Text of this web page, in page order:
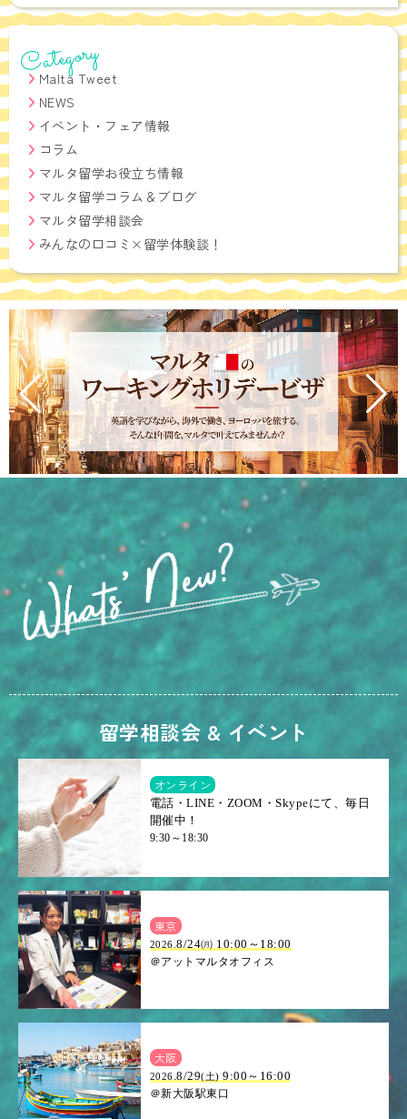
Category
Malta Tweet
NEWS
イベント・フェア情報
コラム
マルタ留学お役立ち情報
マルタ留学コラム＆ブログ
マルタ留学相談会
みんなの口コミ×留学体験談！
留学相談会 & イベント
オンライン
電話・LINE・ZOOM・Skypeにて、毎日
開催中！
9:30～18:30
東京
2026.8/24㈪ 10:00～18:00
＠アットマルタオフィス
大阪
2026 .8/29(土) 9:00～16:00
＠新大阪駅東口